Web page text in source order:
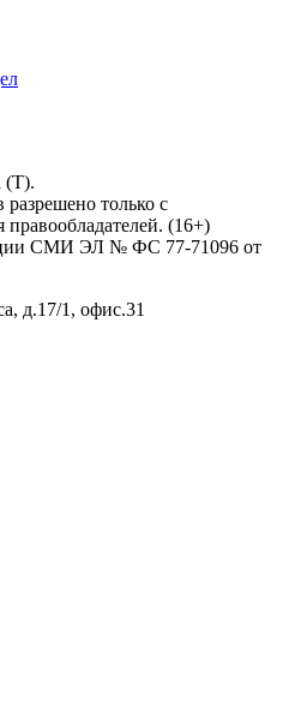
(Т).
только с
правообладателей. (16+)
СМИ ЭЛ № ФС 77-71096 от
д.17/1, офис.31